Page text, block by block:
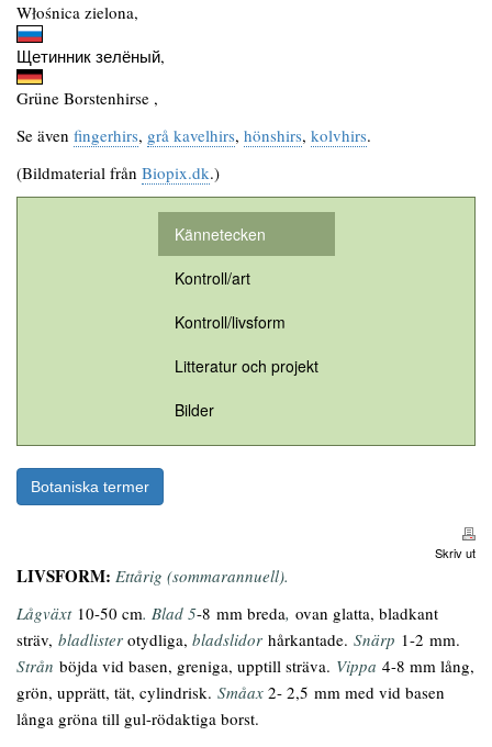
Włośnica zielona,
Щетинник зелёный,
Grüne Borstenhirse ,
Se även fingerhirs, grå kavelhirs, hönshirs, kolvhirs.
(Bildmaterial från Biopix.dk.)
Kännetecken
Kontroll/art
Kontroll/livsform
Litteratur och projekt
Bilder
Botaniska termer
Skriv ut
LIVSFORM: Ettårig (sommarannuell).
Lågväxt 10-50 cm. Blad 5-8 mm breda, ovan glatta, bladkant
sträv, bladlister otydliga, bladslidor hårkantade. Snärp 1-2 mm.
Strån böjda vid basen, greniga, upptill sträva. Vippa 4-8 mm lång,
grön, upprätt, tät, cylindrisk. Småax 2- 2,5 mm med vid basen
långa gröna till gul-rödaktiga borst.